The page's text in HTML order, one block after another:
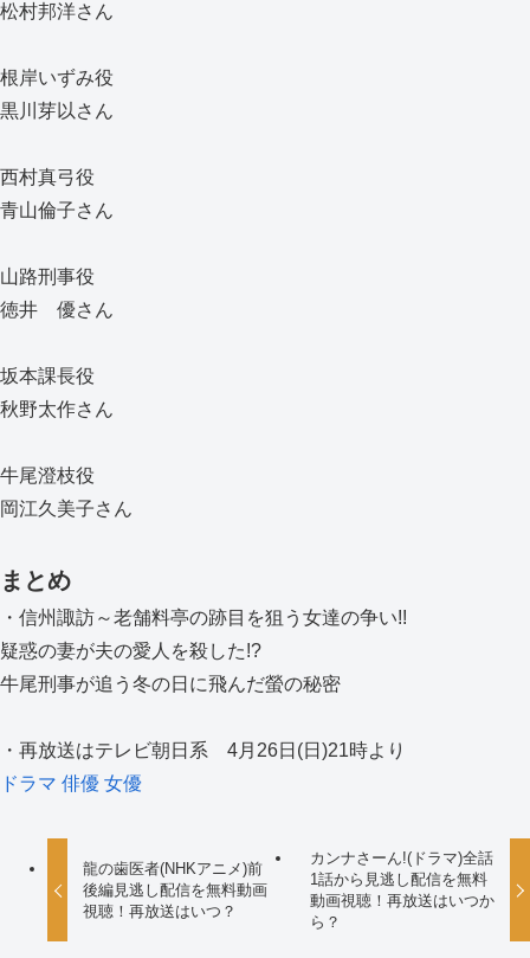
松村邦洋さん
根岸いずみ役
黒川芽以さん
西村真弓役
青山倫子さん
山路刑事役
徳井 優さん
坂本課長役
秋野太作さん
牛尾澄枝役
岡江久美子さん
まとめ
・信州諏訪～老舗料亭の跡目を狙う女達の争い!!
疑惑の妻が夫の愛人を殺した!?
牛尾刑事が追う冬の日に飛んだ螢の秘密
・再放送はテレビ朝日系 4月26日(日)21時より
ドラマ 俳優 女優
龍の歯医者(NHKアニメ)前
後編見逃し配信を無料動画
視聴！再放送はいつ？
カンナさーん!(ドラマ)全話
1話から見逃し配信を無料
動画視聴！再放送はいつか
ら？